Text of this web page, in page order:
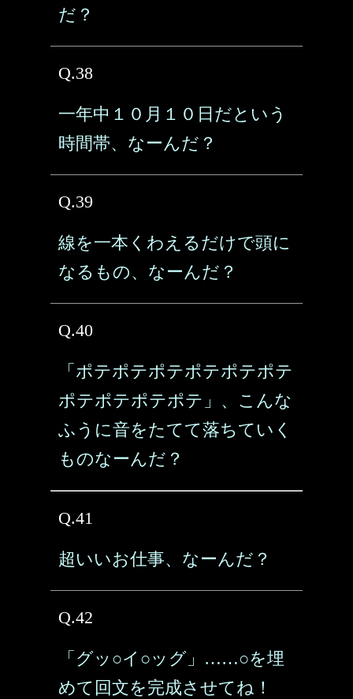
だ？
Q.38
一年中１０月１０日だという
時間帯、なーんだ？
Q.39
線を一本くわえるだけで頭に
なるもの、なーんだ？
Q.40
「ポテポテポテポテポテポテ
ポテポテポテポテ」、こんな
ふうに音をたてて落ちていく
ものなーんだ？
Q.41
超いいお仕事、なーんだ？
Q.42
「グッ○イ○ッグ」……○を埋
めて回文を完成させてね！